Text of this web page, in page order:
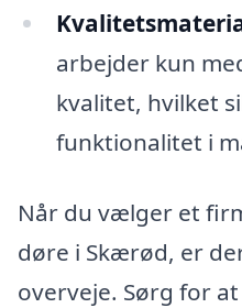
arbejder kun
kvalitet, hvilket
funktionalitet i
Når du vælger et
døre i Skærød, er
overveje. Sørg for